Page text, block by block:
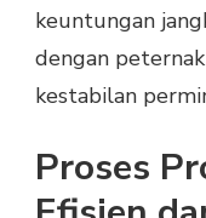
keuntungan
dengan
kestabilan
Proses